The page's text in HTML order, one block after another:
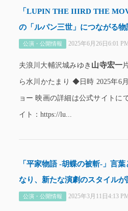
「LUPIN THE IIIRD THE
の「ルパン三世」につながる物
公演・公開情報 2025年6月26日6:01
夫浪川大輔沢城みゆき 山寺宏一
ら水川かたまり ◆日時 2025年6
ョー 映画の詳細は公式サイトに
イト：https://lu...
「平家物語 -胡蝶の被斬-」言
なり、新たな演劇のスタイルが
公演・公開情報 2025年3月11日4:13